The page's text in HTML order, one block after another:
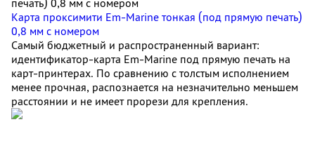
Карта проксимити Em-Marine тонкая (под прямую печать)
0,8 мм с номером
Самый бюджетный и распространенный вариант:
идентификатор-карта Em-Marine под прямую печать на
карт-принтерах. По сравнению с толстым исполнением
менее прочная, распознается на незначительно меньшем
расстоянии и не имеет прорези для крепления.